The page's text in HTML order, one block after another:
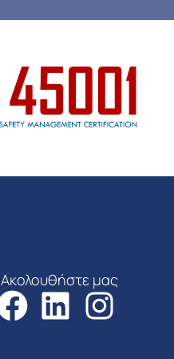
Ακολουθήστε μας